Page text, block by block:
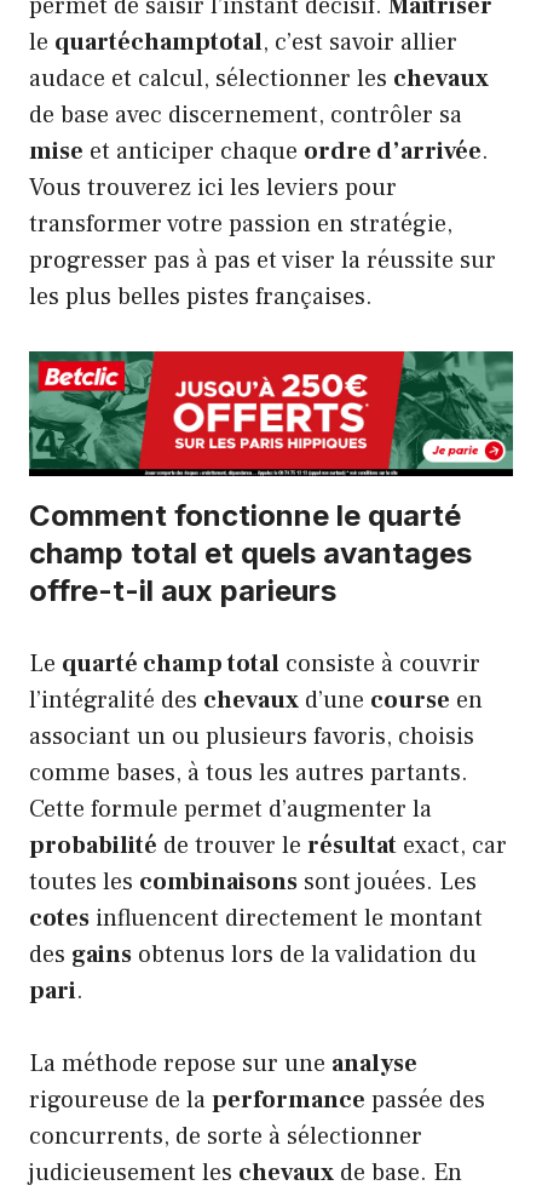
permet de saisir l’instant décisif. Maîtriser
le quartéchamptotal, c’est savoir allier
audace et calcul, sélectionner les chevaux
de base avec discernement, contrôler sa
mise et anticiper chaque ordre d’arrivée.
Vous trouverez ici les leviers pour
transformer votre passion en stratégie,
progresser pas à pas et viser la réussite sur
les plus belles pistes françaises.
Comment fonctionne le quarté
champ total et quels avantages
offre-t-il aux parieurs
Le quarté champ total consiste à couvrir
l’intégralité des chevaux d’une course en
associant un ou plusieurs favoris, choisis
comme bases, à tous les autres partants.
Cette formule permet d’augmenter la
probabilité de trouver le résultat exact, car
toutes les combinaisons sont jouées. Les
cotes influencent directement le montant
des gains obtenus lors de la validation du
pari.
La méthode repose sur une analyse
rigoureuse de laperformance passée des
concurrents, de sorte à sélectionner
judicieusement les chevaux de base. En